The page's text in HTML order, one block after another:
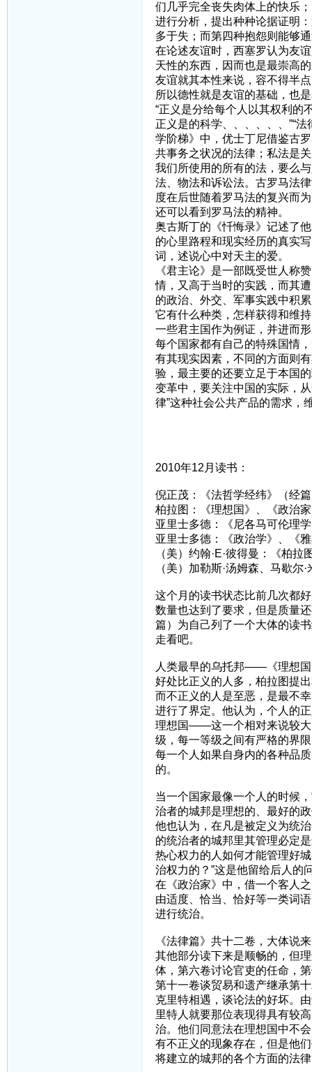
们几乎完全丧失肉体上的快乐
进行分析，提出种种论据证明
多于失；而第四种抱怨则能够
在论述友谊时，西塞罗认为友
天性的东西，因而也是最崇高
友谊就其本性来说，容不得半
所以德性就是友谊的基础，也
“正义是分给每个人以其权利的
正义是的科学、、、、、、”“
学阶梯》中，优士丁尼借鉴古
共事务之状况的法律；私法是
我们所使用的所有的法，要么
法、物法和诉讼法。古罗马法
度在后世随着罗马法的复兴而
还可以看到罗马法的精神。
奥古斯丁的《忏悔录》记述了
的心里路程和现实经历的真实
词，述说心中对天主的爱。
《君主论》是一部既受世人称
情，又高于当时的实践，而其
的政治、外交、军事实践中积
它有什么种类，怎样获得和维
一些君主国作为例证，并进而
每个国家都有自己的特殊国情
有其现实因素，不同的方面则
验，最主要的还要立足于本国
变革中，要关注中国的实际，
律”这种社会公共产品的需求，
2010年12月读书：
倪正茂：《法哲学经纬》（经
柏拉图：《理想国》、《政治
亚里士多德：《尼各马可伦理
亚里士多德：《政治学》、《
（美）约翰·E·彼得曼：《柏拉
（美）加勒斯·汤姆森、马歇尔
这个月的读书状态比前几次都
数量也达到了要求，但是质量
篇）为自己列了一个大体的读
走看吧。
人类最早的乌托邦——《理想国
好处比正义的人多，柏拉图提
而不正义的人是至恶，是最不
进行了界定。他认为，个人的
理想国——这一个相对来说较大
级，每一等级之间有严格的界
每一个人如果自身内的各种品
的。
当一个国家最像一个人的时候
治者的城邦是理想的、最好的
他也认为，在凡是被定义为统
的统治者的城邦里其管理必定
热心权力的人如何才能管理好
治权力的？”这是他留给后人的
在《政治家》中，借一个客人
由适度、恰当、恰好等一类词
进行统治。
《法律篇》共十二卷，大体说
其他部分读下来是顺畅的，但
体，第六卷讨论官吏的任命，
第十一卷谈贸易和遗产继承第
克里特相遇，谈论法的好坏。
里特人就要那位表现得具有较
治。他们同意法在理想国中不
有不正义的现象存在，但是他
将建立的城邦的各个方面的法